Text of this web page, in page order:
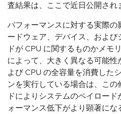
査結果は、ここで近日公開され
パフォーマンスに対する実際
ードウェア、デバイス、およ
ドが CPU に関するものかメモ
によって、大きく異なる可能
よび CPU の全容量を消費した
ンを実行している場合は、こ
ドによりシステムのペイロー
ォーマンス低下がより顕著に